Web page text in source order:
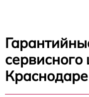
сервисного
Краснодаре